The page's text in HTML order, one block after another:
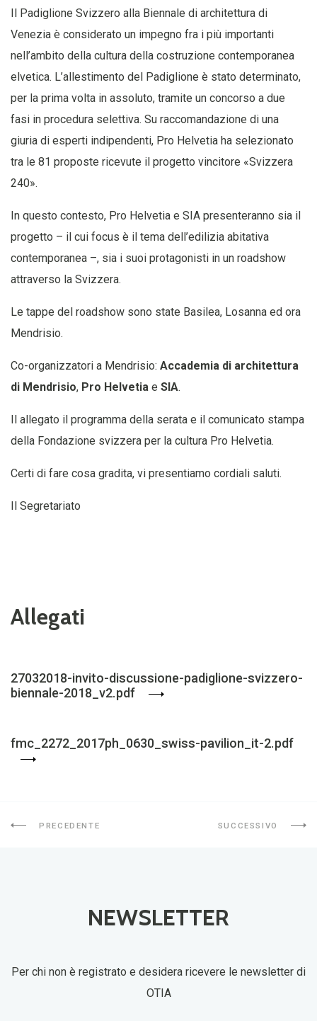
Il Padiglione Svizzero alla Biennale di architettura di
Venezia è considerato un impegno fra i più importanti
nell’ambito della cultura della costruzione contemporanea
elvetica. L’allestimento del Padiglione è stato determinato,
per la prima volta in assoluto, tramite un concorso a due
fasi in procedura selettiva. Su raccomandazione di una
giuria di esperti indipendenti, Pro Helvetia ha selezionato
tra le 81 proposte ricevute il progetto vincitore «Svizzera
240».
In questo contesto, Pro Helvetia e SIA presenteranno sia il
progetto – il cui focus è il tema dell’edilizia abitativa
contemporanea ­–, sia i suoi protagonisti in un roadshow
attraverso la Svizzera.
Le tappe del roadshow sono state Basilea, Losanna ed ora
Mendrisio.
Co-organizzatori a Mendrisio: Accademia di architettura
di Mendrisio, Pro Helvetia e SIA.
Il allegato il programma della serata e il comunicato stampa
della Fondazione svizzera per la cultura Pro Helvetia.
Certi di fare cosa gradita, vi presentiamo cordiali saluti.
Il Segretariato
Allegati
27032018-invito-discussione-padiglione-svizzero-
biennale-2018_v2.pdf
fmc_2272_2017ph_0630_swiss-pavilion_it-2.pdf
PRECEDENTE SUCCESSIVO
NEWSLETTER
Per chi non è registrato e desidera ricevere le newsletter di
OTIA